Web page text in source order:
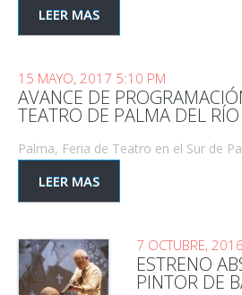
LEER MAS
15 MAYO, 2017 5:10 PM
AVANCE DE
TEATRO DE PALMA DEL RÍO
Palma, Feria de Teatro en el Sur de
LEER MAS
7 OCTUBRE,
ESTRENO
PINTOR DE